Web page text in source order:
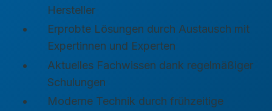
Hersteller
Erprobte Lösungen durch Austausch mit
Expertinnen und Experten
Aktuelles Fachwissen dank regelmäßiger
Schulungen
Moderne Technik durch frühzeitige